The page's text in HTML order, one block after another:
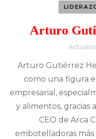
Arturo
Arturo Gutiérrez
como una figura
empresarial,
y alimentos, gracias
CEO de Arca
embotelladoras